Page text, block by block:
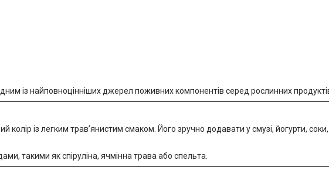
із найповноцінніших джерел поживних компонентів серед рослинних
колір із легким трав’янистим смаком. Його зручно додавати у смузі, йогурти,
такими як спіруліна, ячмінна трава або спельта.